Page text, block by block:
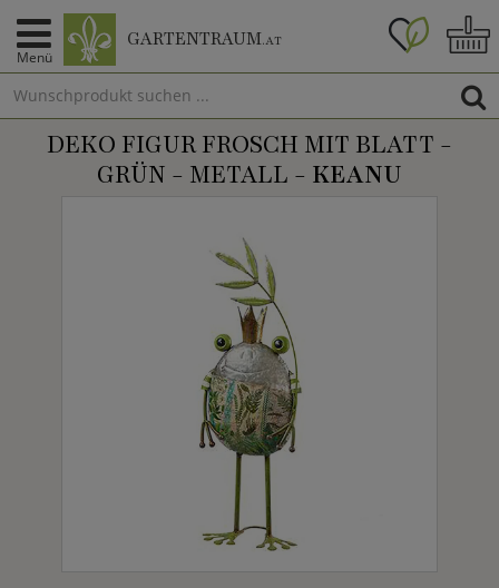
Menü
GARTENTRAUM.AT
DEKO FIGUR FROSCH MIT BLATT -
GRÜN - METALL - KEANU